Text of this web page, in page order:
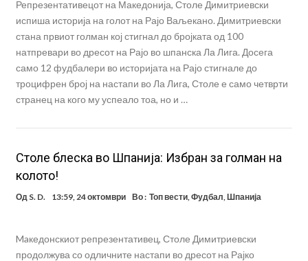
Репрезентативецот на Македонија, Столе Димитриевски
испиша историја на голот на Рајо Ваљекано. Димитриевски
стана првиот голман кој стигнал до бројката од 100
натпревари во дресот на Рајо во шпанска Ла Лига. Досега
само 12 фудбалери во историјата на Рајо стигнале до
троцифрен број на настапи во Ла Лига, Столе е само четврти
странец на кого му успеало тоа, но и …
Столе блеска во Шпанија: Избран за голман на
колото!
Од S. D. 13:59, 24 октомври Во : Топ вести, Фудбал Шпанија
Maкедонскиот репрезентативец, Столе Димитриевски
продолжува со одличните настапи во дресот на Рајко